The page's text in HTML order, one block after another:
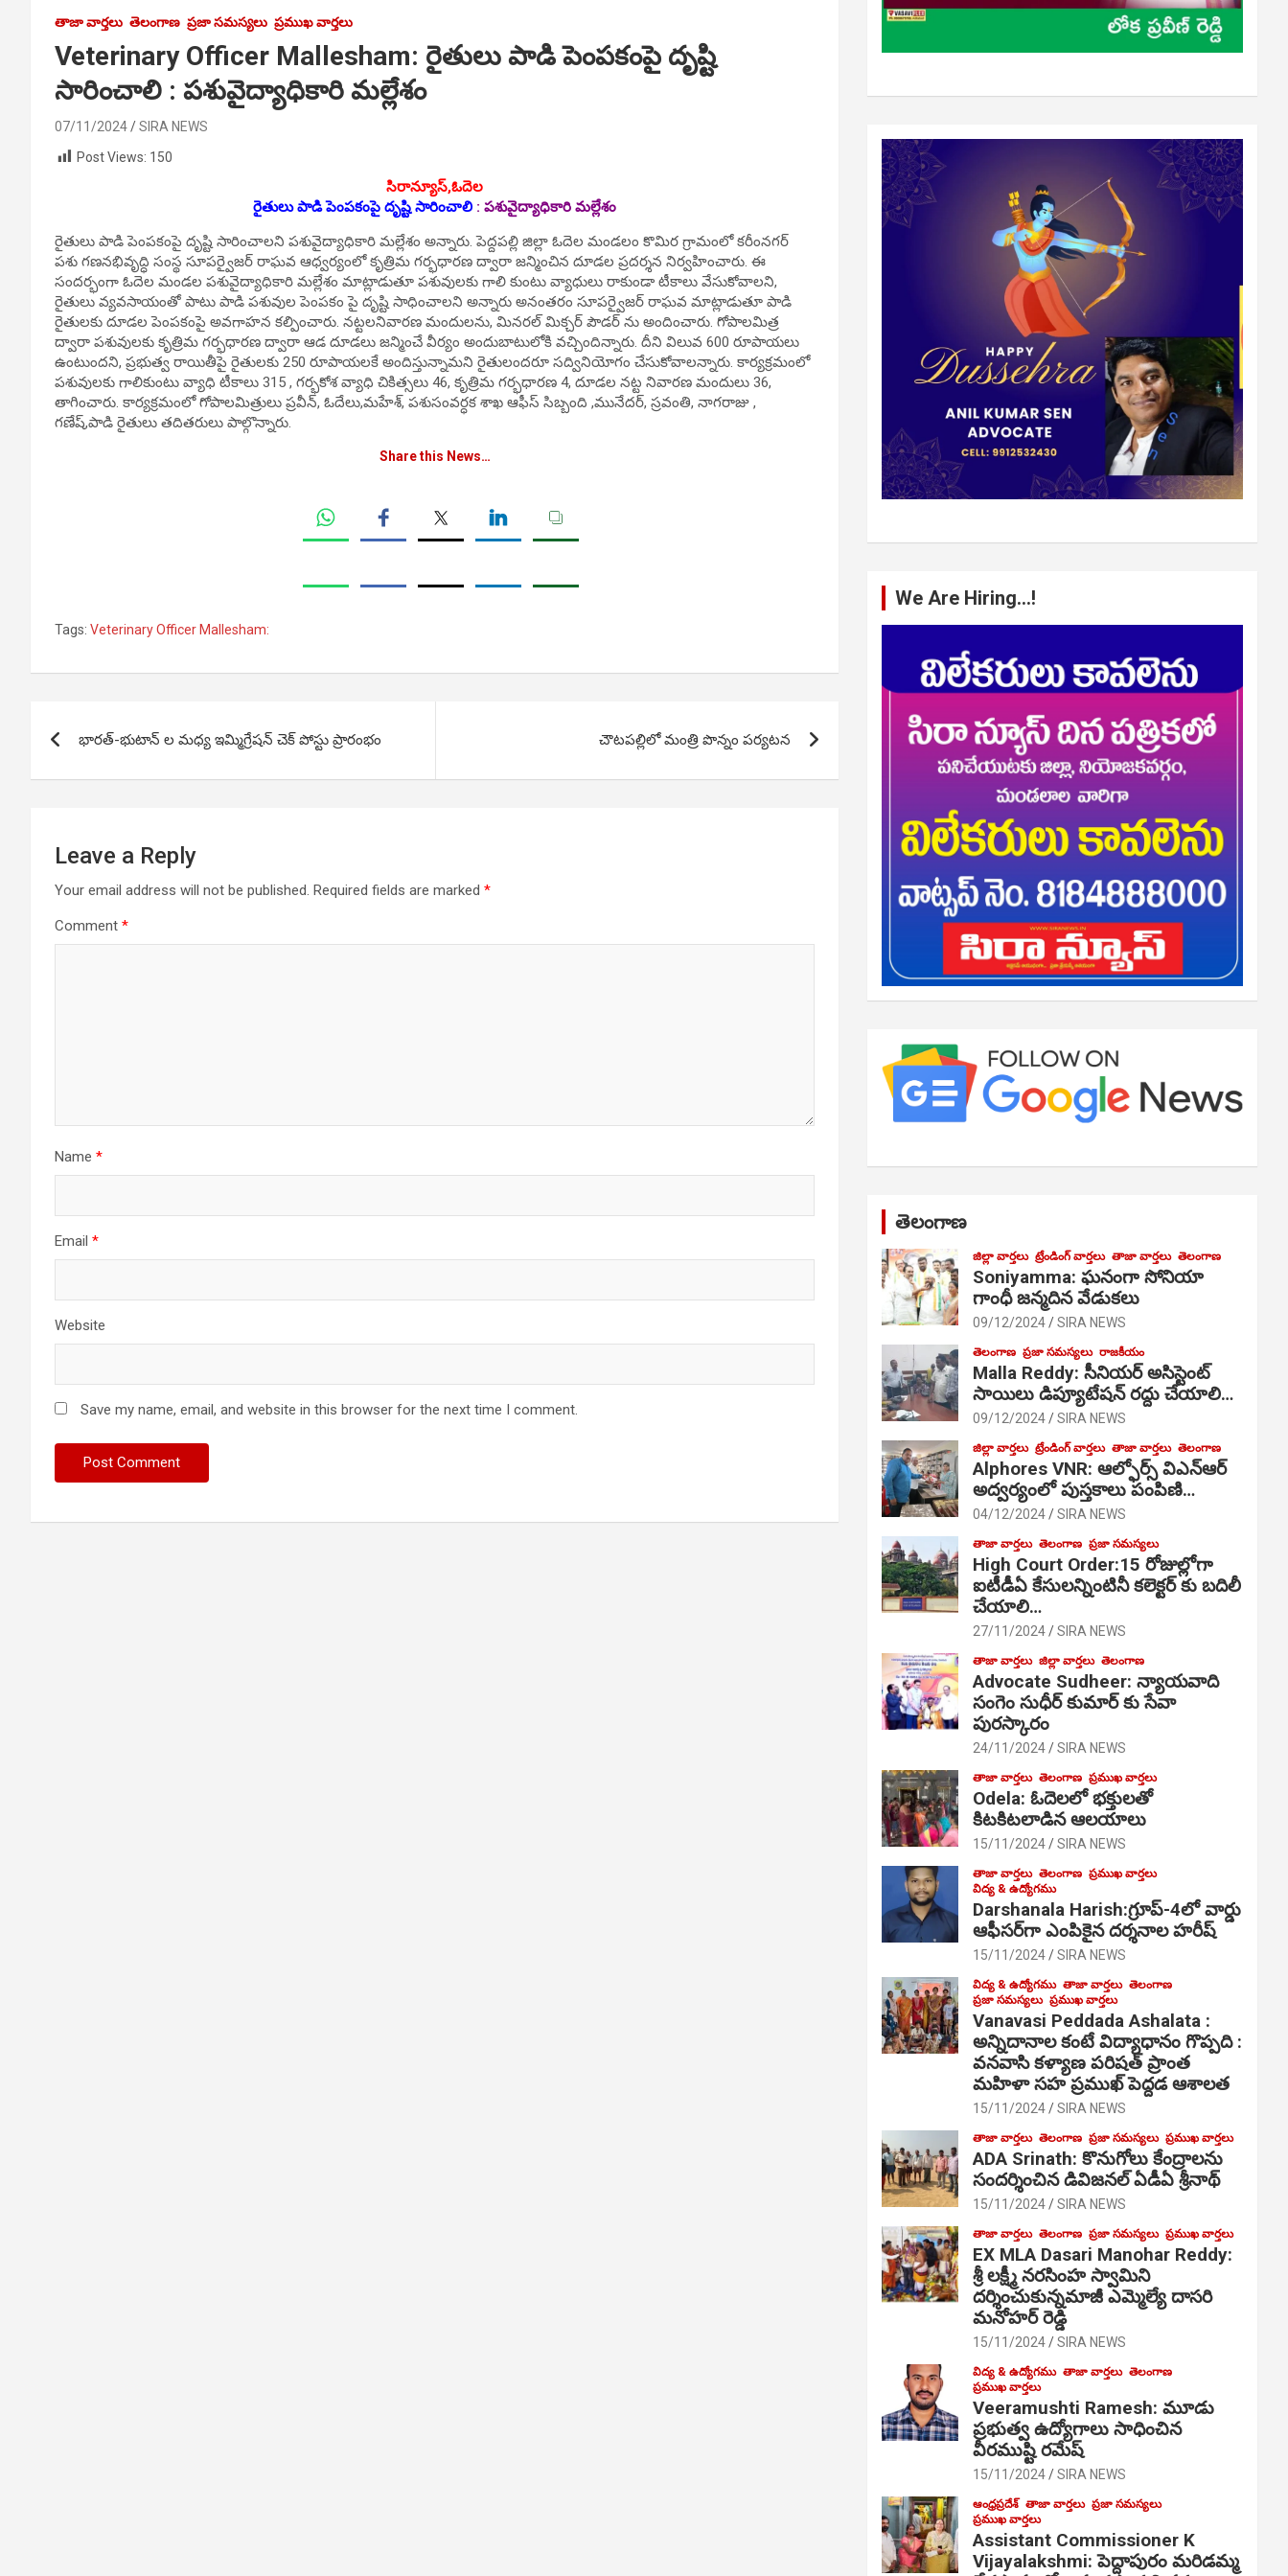
తాజా వార్తలు తెలంగాణ ప్రజా సమస్యలు ప్రముఖ వార్తలు
Veterinary Officer Mallesham: రైతులు పాడి పెంపకంపై దృష్టి
సారించాలి : పశువైద్యాధికారి మల్లేశం
07/11/2024
SIRA NEWS
Post Views: 150
సిరాన్యూస్‌,ఓదెల
రైతులు పాడి పెంపకంపై దృష్టి సారించాలి : పశువైద్యాధికారి మల్లేశం
రైతులు పాడి పెంపకంపై దృష్టి సారించాలని పశువైద్యాధికారి మల్లేశం అన్నారు. పెద్దపల్లి జిల్లా ఓదెల మండలం కొమిర గ్రామంలో కరీంనగర్
పశు గణనభివృద్ధి సంస్థ సూపర్వైజర్ రాఘవ ఆధ్వర్యంలో కృత్రిమ గర్భధారణ ద్వారా జన్మించిన దూడల ప్రదర్శన నిర్వహించారు. ఈ
సందర్భంగా ఓదెల మండల పశువైద్యాధికారి మల్లేశం మాట్లాడుతూ పశువులకు గాలి కుంటు వ్యాధులు రాకుండా టీకాలు వేసుకోవాలని,
రైతులు వ్యవసాయంతో పాటు పాడి పశువుల పెంపకం పై దృష్టి సాధించాలని అన్నారు అనంతరం సూపర్వైజర్ రాఘవ మాట్లాడుతూ పాడి
రైతులకు దూడల పెంపకంపై అవగాహన కల్పించారు. నట్టలనివారణ మందులను, మినరల్ మిక్చర్ పౌడర్ ను అందించారు. గోపాలమిత్ర
ద్వారా పశువులకు కృత్రిమ గర్భధారణ ద్వారా ఆడ దూడలు జన్మించే వీర్యం అందుబాటులోకి వచ్చిందిన్నారు. దీని విలువ 600 రూపాయలు
ఉంటుందని, ప్రభుత్వ రాయితీపై రైతులకు 250 రూపాయలకే అందిస్తున్నామని రైతులందరూ సద్వినియోగం చేసుకోవాలన్నారు. కార్యక్రమంలో
పశువులకు గాలికుంటు వ్యాధి టీకాలు 315 , గర్భకోశ వ్యాధి చికిత్సలు 46, కృత్రిమ గర్భధారణ 4, దూడల నట్ట నివారణ మందులు 36,
తాగించారు. కార్యక్రమంలో గోపాలమిత్రులు ప్రవీన్, ఓదేలు,మహేశ్, పశుసంవర్ధక శాఖ ఆఫీస్ సిబ్బంది ,మునేదర్, స్రవంతి, నాగరాజు ,
గణేష్,పాడి రైతులు తదితరులు పాల్గొన్నారు.
Share this News…
Tags: Veterinary Officer Mallesham:
navigation
భారత్-భుటాన్ ల మధ్య ఇమ్మిగ్రేషన్ చెక్ పోస్టు ప్రారంభం చౌటపల్లిలో మంత్రి పొన్నం పర్యటన
Leave a Reply
Your email address will not be published. Required fields are marked *
Comment *
Name *
Email *
Website
Save my name, email, and website in this browser for the next time I comment.
We Are Hiring…!
తెలంగాణ
జిల్లా వార్తలు ట్రేండింగ్ వార్తలు తాజా వార్తలు తెలంగాణ
Soniyamma: ఘ‌నంగా సోనియా
గాంధీ జ‌న్మ‌దిన వేడుక‌లు
09/12/2024 SIRA NEWS
తెలంగాణ ప్రజా సమస్యలు రాజకీయం
Malla Reddy: సీనియర్ అసిస్టెంట్
సాయిలు డిప్యూటేషన్ రద్దు చేయాలి…
09/12/2024 SIRA NEWS
జిల్లా వార్తలు ట్రేండింగ్ వార్తలు తాజా వార్తలు తెలంగాణ
Alphores VNR: ఆల్ఫోర్స్ విఎన్ఆర్
అద్వర్యంలో పుస్తకాలు పంపిణి…
04/12/2024 SIRA NEWS
తాజా వార్తలు తెలంగాణ ప్రజా సమస్యలు
High Court Order:15 రోజుల్లోగా
ఐటీడీఏ కేసులన్నింటినీ కలెక్టర్ కు బదిలీ
చేయాలి…
27/11/2024 SIRA NEWS
తాజా వార్తలు జిల్లా వార్తలు తెలంగాణ
Advocate Sudheer: న్యాయవాది
సంగెం సుధీర్ కుమార్ కు సేవా
పురస్కారం
24/11/2024 SIRA NEWS
తాజా వార్తలు తెలంగాణ ప్రముఖ వార్తలు
Odela: ఓదెల‌లో భక్తులతో
కిటకిటలాడిన ఆల‌యాలు
15/11/2024 SIRA NEWS
తాజా వార్తలు తెలంగాణ ప్రముఖ వార్తలు
విద్య & ఉద్యోగము
Darshanala Harish:గ్రూప్-4లో వార్డు
ఆఫీసర్‌గా ఎంపికైన దర్శనాల హరీష్
15/11/2024 SIRA NEWS
విద్య & ఉద్యోగము తాజా వార్తలు తెలంగాణ
ప్రజా సమస్యలు ప్రముఖ వార్తలు
Vanavasi Peddada Ashalata :
అన్నిదానాల కంటే విద్యాధానం గొప్పది :
వనవాసి కళ్యాణ పరిషత్ ప్రాంత
మహిళా సహ ప్రముఖ్ పెద్దడ ఆశాలత
15/11/2024 SIRA NEWS
తాజా వార్తలు తెలంగాణ ప్రజా సమస్యలు ప్రముఖ వార్తలు
ADA Srinath: కొనుగోలు కేంద్రాల‌ను
సంద‌ర్శించిన డివిజనల్ ఏడీఏ శ్రీనాథ్
15/11/2024 SIRA NEWS
తాజా వార్తలు తెలంగాణ ప్రజా సమస్యలు ప్రముఖ వార్తలు
EX MLA Dasari Manohar Reddy:
శ్రీ లక్ష్మీ నరసింహ స్వామిని
దర్శించుకున్నమాజీ ఎమ్మెల్యే దాసరి
మనోహర్ రెడ్డి
15/11/2024 SIRA NEWS
విద్య & ఉద్యోగము తాజా వార్తలు తెలంగాణ
ప్రముఖ వార్తలు
Veeramushti Ramesh: మూడు
ప్రభుత్వ ఉద్యోగాలు సాధించిన
వీరముష్టి రమేష్
15/11/2024 SIRA NEWS
ఆంధ్రప్రదేశ్ తాజా వార్తలు ప్రజా సమస్యలు
ప్రముఖ వార్తలు
Assistant Commissioner K
Vijayalakshmi: పెద్దాపురం మరిడమ్మ